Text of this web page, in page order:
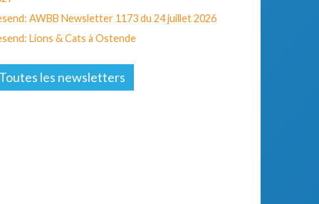
AWBB Newsletter 1173 du 24 juillet 2026
Lions & Cats à Ostende
les newsletters